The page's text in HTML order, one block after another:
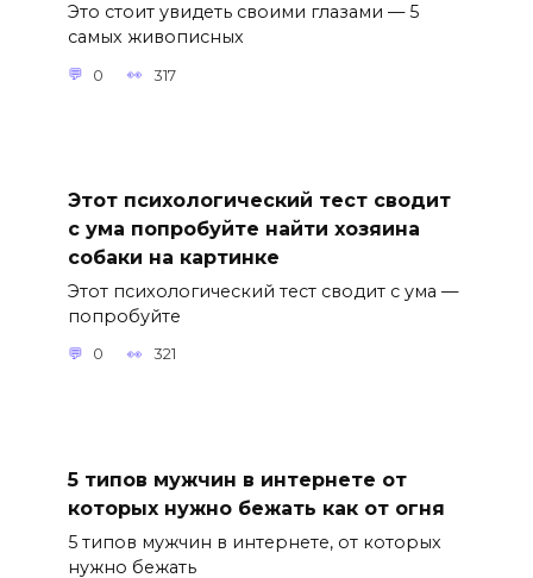
Это стоит увидеть своими глазами — 5
самых живописных
0 317
Этот психологический тест сводит
с ума попробуйте найти хозяина
собаки на картинке
Этот психологический тест сводит с ума —
попробуйте
0 321
5 типов мужчин в интернете от
которых нужно бежать как от огня
5 типов мужчин в интернете, от которых
нужно бежать